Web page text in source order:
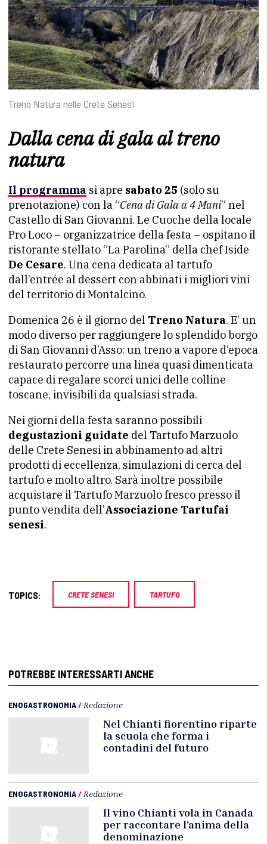
Treno Natura nelle Crete Senesi
Dalla cena di gala al treno
natura
Il programma si apre sabato 25 (solo su
prenotazione) con la “Cena di Gala a 4 Mani” nel
Castello di San Giovanni. Le Cuoche della locale
Pro Loco – organizzatrice della festa – ospitano il
ristorante stellato “La Parolina” della chef Iside
De Cesare. Una cena dedicata al tartufo
dall’entrée al dessert con abbinati i migliori vini
del territorio di Montalcino.
Domenica 26 è il giorno del Treno Natura. E’ un
modo diverso per raggiungere lo splendido borgo
di San Giovanni d’Asso: un treno a vapore d’epoca
restaurato percorre una linea quasi dimenticata
capace di regalare scorci unici delle colline
toscane, invisibili da qualsiasi strada.
Nei giorni della festa saranno possibili
degustazioni guidate del Tartufo Marzuolo
delle Crete Senesi in abbinamento ad altri
prodotti di eccellenza, simulazioni di cerca del
tartufo e molto altro. Sarà inoltre possibile
acquistare il Tartufo Marzuolo fresco presso il
punto vendita dell’Associazione Tartufai
senesi.
TOPICS: CRETE SENESI TARTUFO
POTREBBE INTERESSARTI ANCHE
ENOGASTRONOMIA/ Redazione
Nel Chianti fiorentino riparte
la scuola che forma i
contadini del futuro
ENOGASTRONOMIA/ Redazione
Il vino Chianti vola in Canada
per raccontare l'anima della
denominazione